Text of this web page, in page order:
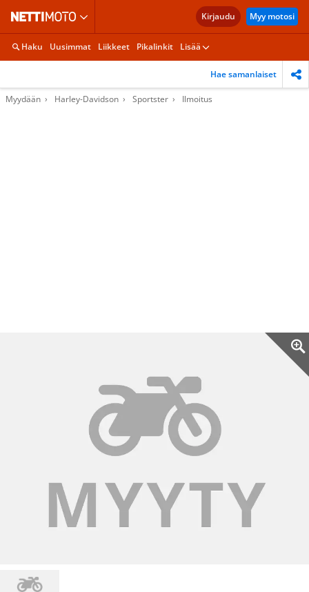
Kirjaudu Myy motosi
Haku Uusimmat Liikkeet Pikalinkit Lisää
Hae samanlaiset
Myydään Harley-Davidson Sportster Ilmoitus